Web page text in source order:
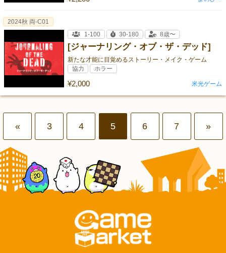
[ジャーナリング・オブ・ザ・デッド]
新たな才能に目覚めるストーリー・メイク・ゲーム
¥2,000
2024秋 両-C01
1-100
30-180 8歳〜
協力 ホラー
米光ゲーム
« 3 4 5 6 7 »